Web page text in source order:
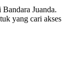
Juanda.
yang cari akses